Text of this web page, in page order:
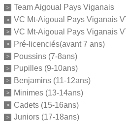
Team Aigoual Pays Viganais
VC Mt-Aigoual Pays Viganais
VC Mt-Aigoual Pays Viganais
Pré-licenciés(avant 7 ans)
Poussins (7-8ans)
Pupilles (9-10ans)
Benjamins (11-12ans)
Minimes (13-14ans)
Cadets (15-16ans)
Juniors (17-18ans)